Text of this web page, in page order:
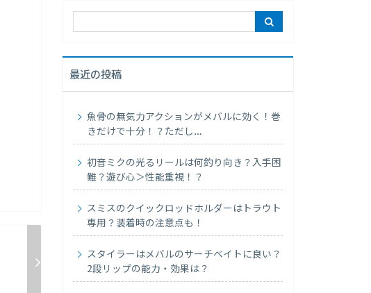
最近の投稿
魚骨の無気力アクションがメバルに効く！巻
きだけで十分！？ただし…
初音ミクの光るリールは何釣り向き？入手困
難？遊び心＞性能重視！？
スミスのクイックロッドホルダーはトラウト
専用？装着時の注意点も！
スタイラーはメバルのサーチベイトに良い？
2段リップの能力・効果は？